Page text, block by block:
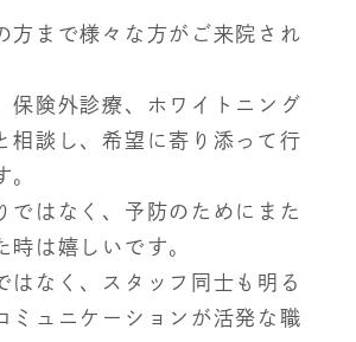
方まで様々な方がご来院され
保険外診療、ホワイトニング
相談し、希望に寄り添って行
。
ではなく、予防のためにまた
時は嬉しいです。
はなく、スタッフ同士も明る
ミュニケーションが活発な職